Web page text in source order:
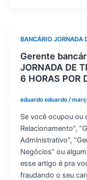
BANCÁRIO JORNADA
Gerente
JORNADA DE
6 HORAS POR
eduardo eduardo /
Se você ocupou ou
Relacionamento”,
Administrativo”,
Negócios” ou
esse artigo é pra
fraudando o seu